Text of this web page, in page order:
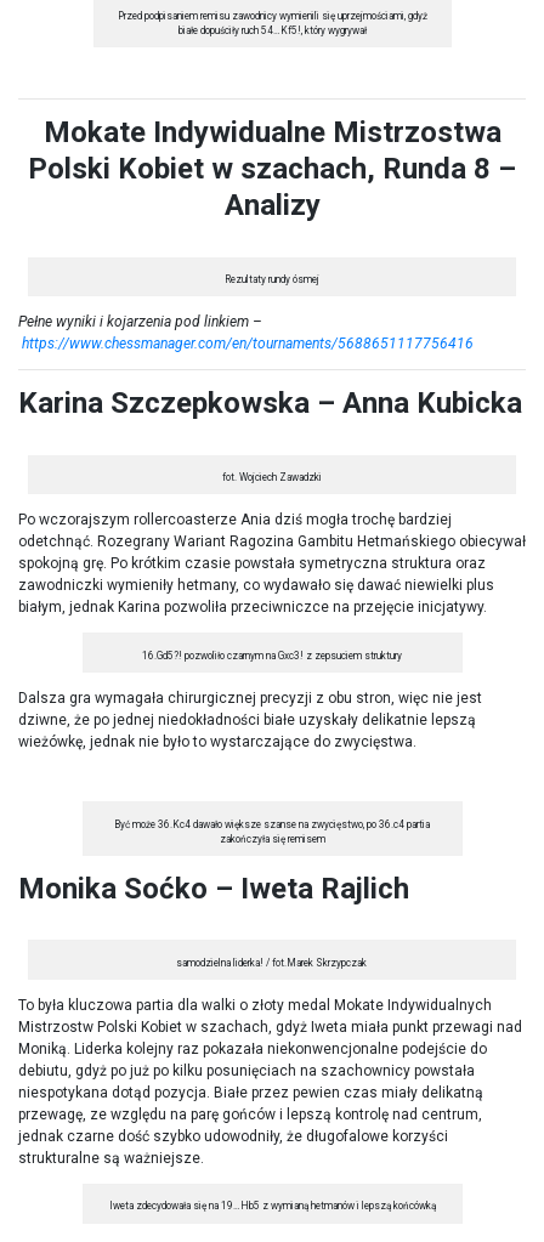
Przed podpisaniem remisu zawodnicy wymienili się uprzejmościami, gdyż
białe dopuściły ruch 54…Kf5!, który wygrywał
Mokate Indywidualne Mistrzostwa
Polski Kobiet w szachach, Runda 8 –
Analizy
Rezultaty rundy ósmej
Pełne wyniki i kojarzenia pod linkiem –
https://www.chessmanager.com/en/tournaments/5688651117756416
Karina Szczepkowska – Anna Kubicka
fot. Wojciech Zawadzki
Po wczorajszym rollercoasterze Ania dziś mogła trochę bardziej
odetchnąć. Rozegrany Wariant Ragozina Gambitu Hetmańskiego obiecywał
spokojną grę. Po krótkim czasie powstała symetryczna struktura oraz
zawodniczki wymieniły hetmany, co wydawało się dawać niewielki plus
białym, jednak Karina pozwoliła przeciwniczce na przejęcie inicjatywy.
16.Gd5?! pozwoliło czarnym na Gxc3! z zepsuciem struktury
Dalsza gra wymagała chirurgicznej precyzji z obu stron, więc nie jest
dziwne, że po jednej niedokładności białe uzyskały delikatnie lepszą
wieżówkę, jednak nie było to wystarczające do zwycięstwa.
Być może 36.Kc4 dawało większe szanse na zwycięstwo, po 36.c4 partia
zakończyła się remisem
Monika Soćko – Iweta Rajlich
samodzielna liderka! / fot.Marek Skrzypczak
To była kluczowa partia dla walki o złoty medal Mokate Indywidualnych
Mistrzostw Polski Kobiet w szachach, gdyż Iweta miała punkt przewagi nad
Moniką. Liderka kolejny raz pokazała niekonwencjonalne podejście do
debiutu, gdyż po już po kilku posunięciach na szachownicy powstała
niespotykana dotąd pozycja. Białe przez pewien czas miały delikatną
przewagę, ze względu na parę gońców i lepszą kontrolę nad centrum,
jednak czarne dość szybko udowodniły, że długofalowe korzyści
strukturalne są ważniejsze.
Iweta zdecydowała się na 19…Hb5 z wymianą hetmanów i lepszą końcówką